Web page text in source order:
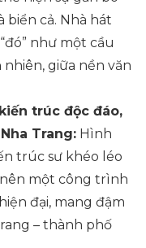
biển cả. Nhà hát
như một cầu
giữa nền văn
trúc độc đáo,
Trang: Hình
trúc sư khéo léo
một công trình
đại, mang đậm
– thành phố